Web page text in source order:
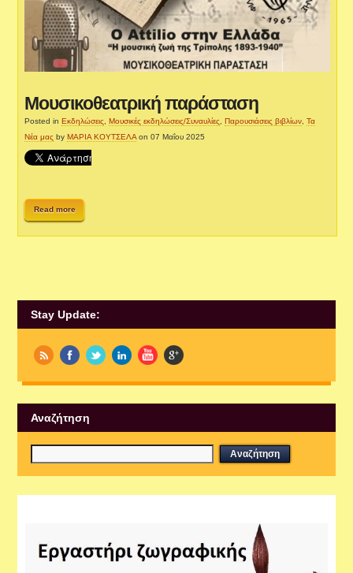
Μουσικοθεατρική παράσταση
Posted inΕκδηλώσεις ,Μουσικές εκδηλώσεις/Συναυλίες ,Παρουσιάσεις βιβλίων ,Τα
Νέα μας byΜΑΡΙΑ ΚΟΥΤΣΕΛΑ on 07 Μαΐου 2025
Read more
Stay Update:
Αναζήτηση